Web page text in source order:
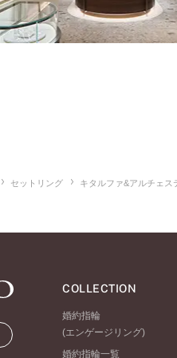
セットリング
キタルファ&アルチェス
COLLECTION
婚約指輪
(エンゲージリング)
婚約指輪一覧